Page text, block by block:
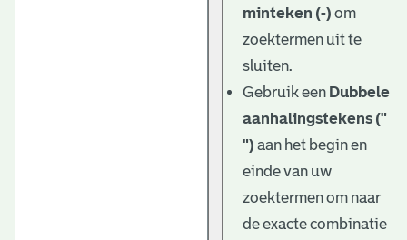
minteken (-) om
zoektermen uit te
sluiten.
Gebruik een Dubbele
aanhalingstekens ("
") aan het begin en
einde van uw
zoektermen om naar
de exacte combinatie